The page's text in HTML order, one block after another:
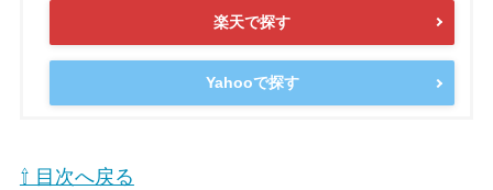
楽天で探す
Yahooで探す
⇧ 目次へ戻る